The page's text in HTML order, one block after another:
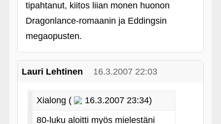
tipahtanut, kiitos liian monen huonon
Dragonlance-romaanin ja Eddingsin
megaopusten.
Lauri Lehtinen 16.3.2007 22:03
Xialong (
16.3.2007 23:34)
80-luku aloitti myös mielestäni